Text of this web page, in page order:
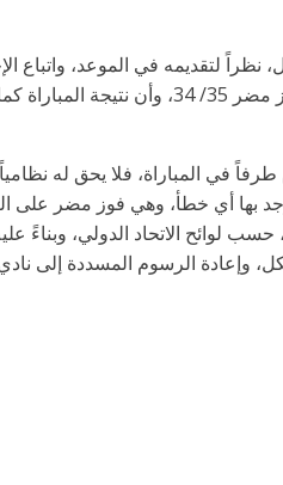
لتقديمه في الموعد، واتباع
من حيث الموضوع، حيث تأكد لدى اللجنة
في المباراة، فلا يحق له
لوائح الاتحاد الدولي، وبناءً
الرسوم المسددة إلى نادي